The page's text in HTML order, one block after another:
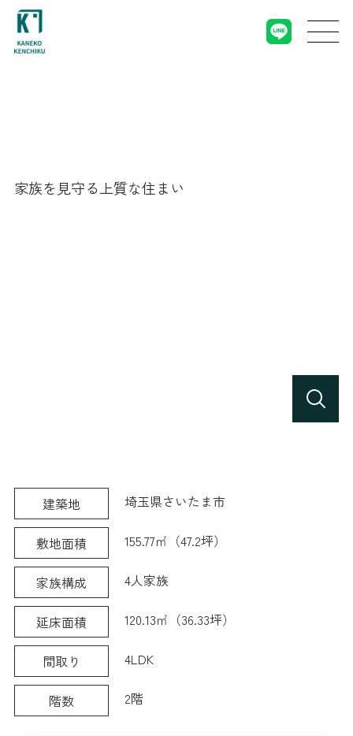
家族を見守る上質な住まい
建築地 埼玉県さいたま市
敷地面積 155.77㎡（47.2坪）
家族構成 4人家族
延床面積 120.13㎡（36.33坪）
間取り 4LDK
階数 2階